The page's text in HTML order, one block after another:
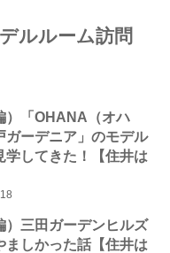
ルルーム訪問
）「OHANA（オハ
ガーデニア」のモデル
学してきた！【住井は
）三田ガーデンヒルズ
ましかった話【住井は